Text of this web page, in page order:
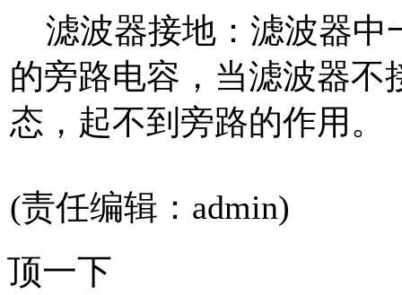
滤波器接地：滤波器中
的旁路电容，当滤波器不
态，起不到旁路的作用。
(责任编辑：admin)
顶一下